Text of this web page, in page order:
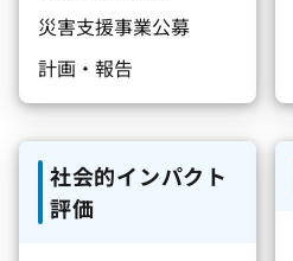
災害支援事業公募
計画・報告
社会的インパクト
評価